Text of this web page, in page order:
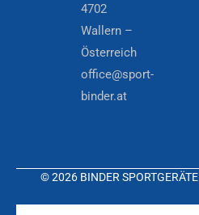
4702
Wallern –
Österreich
office@sport-
binder.at
© 2026 BINDER SPORTGERÄTE